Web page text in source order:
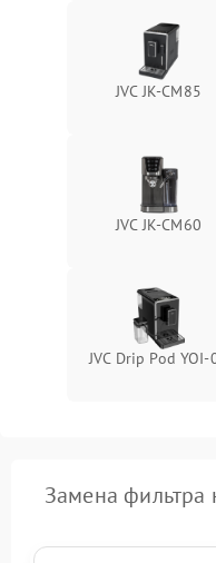
JVC JK-CM85
JVC JK-CM60
JVC Drip Pod YOI-
Замена